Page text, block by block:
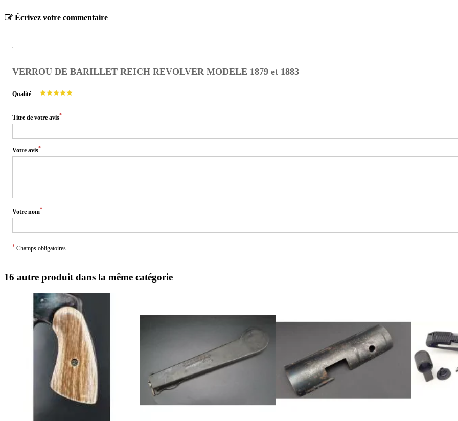
Écrivez votre commentaire
VERROU DE BARILLET REICH REVOLVER MODELE 1879 et 1883
Qualité
Titre de votre avis*
Votre avis*
Votre nom*
* Champs obligatoires
16 autre produit dans la même catégorie